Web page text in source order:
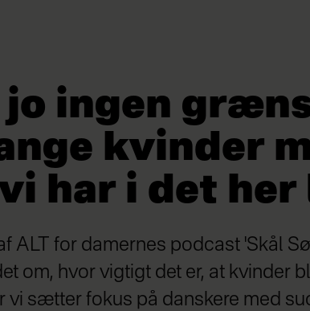
jo ingen
kvinder
har i det her
ALT for damernes podcast 'Skål
om, hvor vigtigt det er, at kvinder
vi sætter fokus på danskere med